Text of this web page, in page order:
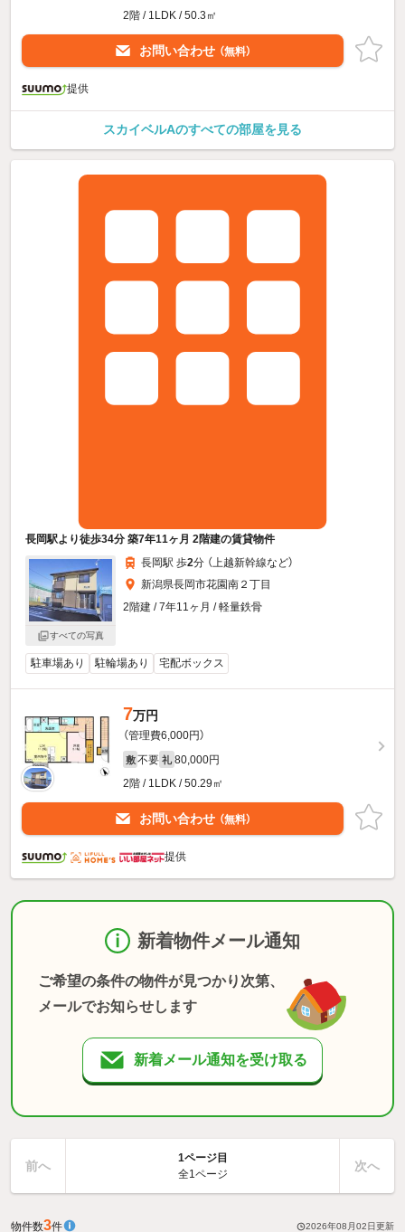
2階 / 1LDK / 50.3㎡
お問い合わせ （無料）
提供
スカイベルAのすべての部屋を見る
長岡駅より徒歩34分 築7年11ヶ月 2階建の賃貸物件
すべての写真
長岡駅 歩2分 （上越新幹線など）
新潟県長岡市花園南２丁目
2階建 / 7年11ヶ月 / 軽量鉄骨
駐車場あり 駐輪場あり 宅配ボックス
7万円
（管理費6,000円）
敷 不要 礼 80,000円
2階 / 1LDK / 50.29㎡
お問い合わせ （無料）
提供
新着物件メール通知
ご希望の条件の物件が見つかり次第、
メールでお知らせします
新着メール通知を受け取る
前へ
1ページ目
全1ページ
次へ
物件数3件 2026年08月02日更新